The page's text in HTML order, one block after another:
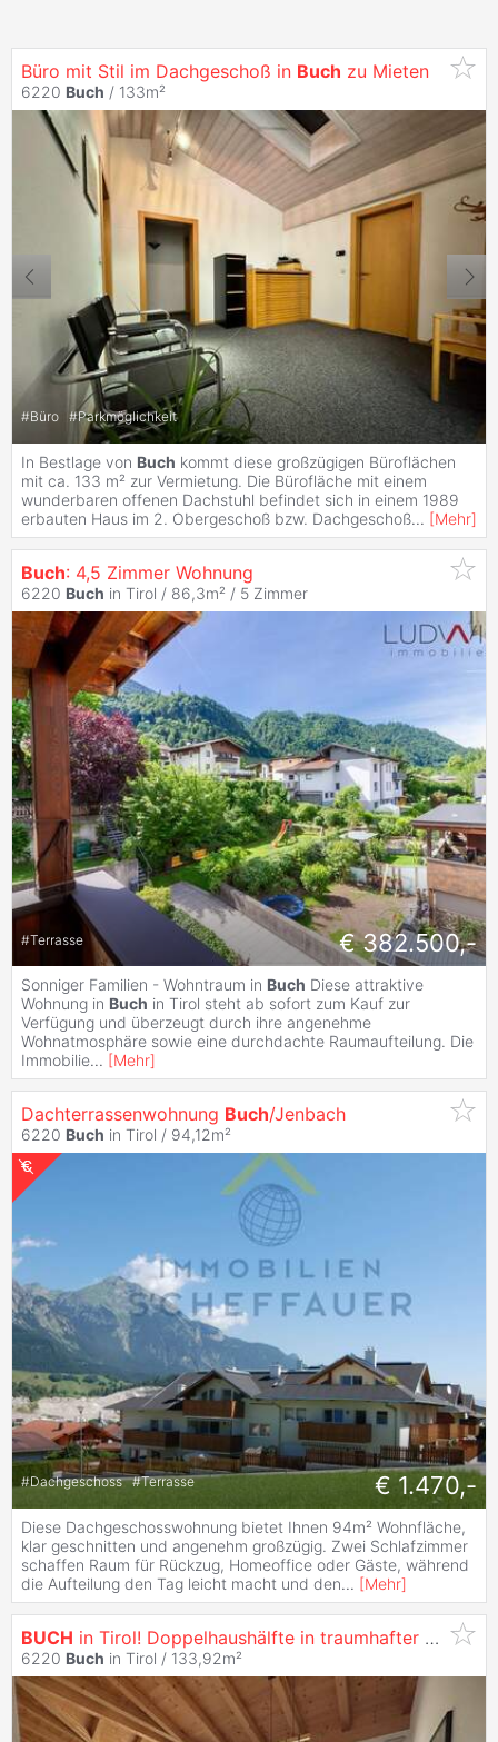
Büro mit Stil im Dachgeschoß in Buch zu Mieten
6220 Buch / 133m²
#Büro #Parkmöglichkeit
In Bestlage von Buch kommt diese großzügigen Büroflächen
mit ca. 133 m² zur Vermietung. Die Bürofläche mit einem
wunderbaren offenen Dachstuhl befindet sich in einem 1989
erbauten Haus im 2. Obergeschoß bzw. Dachgeschoß... [Mehr]
Buch: 4,5 Zimmer Wohnung
6220 Buch in Tirol / 86,3m² / 5 Zimmer
#Terrasse € 382.500,-
Sonniger Familien - Wohntraum in Buch Diese attraktive
Wohnung in Buch in Tirol steht ab sofort zum Kauf zur
Verfügung und überzeugt durch ihre angenehme
Wohnatmosphäre sowie eine durchdachte Raumaufteilung. Die
Immobilie... [Mehr]
Dachterrassenwohnung Buch/Jenbach
6220 Buch in Tirol / 94,12m²
#Dachgeschoss #Terrasse € 1.470,-
Diese Dachgeschosswohnung bietet Ihnen 94m² Wohnfläche,
klar geschnitten und angenehm großzügig. Zwei Schlafzimmer
schaffen Raum für Rückzug, Homeoffice oder Gäste, während
die Aufteilung den Tag leicht macht und den... [Mehr]
BUCH in Tirol! Doppelhaushälfte in traumhafter Aussichtslage zu verkaufen!
6220 Buch in Tirol / 133,92m²